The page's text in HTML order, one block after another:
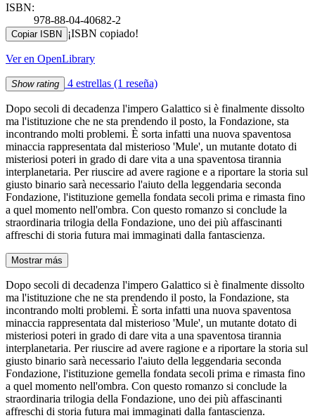
ISBN:
978-88-04-40682-2
Copiar ISBN ¡ISBN copiado!
Ver en OpenLibrary
Show rating 4 estrellas (1 reseña)
Dopo secoli di decadenza l'impero Galattico si è finalmente dissolto
ma l'istituzione che ne sta prendendo il posto, la Fondazione, sta
incontrando molti problemi. È sorta infatti una nuova spaventosa
minaccia rappresentata dal misterioso 'Mule', un mutante dotato di
misteriosi poteri in grado di dare vita a una spaventosa tirannia
interplanetaria. Per riuscire ad avere ragione e a riportare la storia sul
giusto binario sarà necessario l'aiuto della leggendaria seconda
Fondazione, l'istituzione gemella fondata secoli prima e rimasta fino
a quel momento nell'ombra. Con questo romanzo si conclude la
straordinaria trilogia della Fondazione, uno dei più affascinanti
affreschi di storia futura mai immaginati dalla fantascienza.
Mostrar más
Dopo secoli di decadenza l'impero Galattico si è finalmente dissolto
ma l'istituzione che ne sta prendendo il posto, la Fondazione, sta
incontrando molti problemi. È sorta infatti una nuova spaventosa
minaccia rappresentata dal misterioso 'Mule', un mutante dotato di
misteriosi poteri in grado di dare vita a una spaventosa tirannia
interplanetaria. Per riuscire ad avere ragione e a riportare la storia sul
giusto binario sarà necessario l'aiuto della leggendaria seconda
Fondazione, l'istituzione gemella fondata secoli prima e rimasta fino
a quel momento nell'ombra. Con questo romanzo si conclude la
straordinaria trilogia della Fondazione, uno dei più affascinanti
affreschi di storia futura mai immaginati dalla fantascienza.